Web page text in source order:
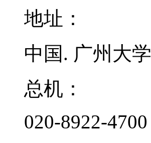
地址：
中国. 广州大
总机：
020-8922-4700